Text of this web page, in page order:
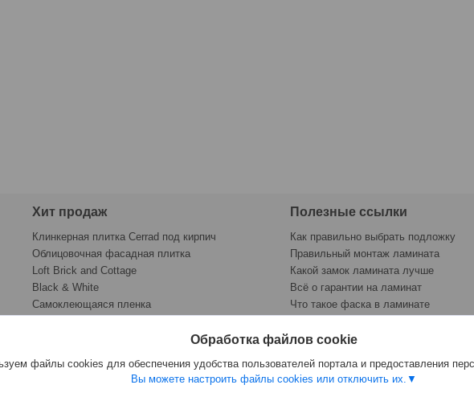
Хит продаж
Клинкерная плитка Cerrad под кирпич
Облицовочная фасадная плитка
Loft Brick and Cottage
Black & White
Самоклеющаяся пленка
Полезные ссылки
Как правильно выбрать подложку
Правильный монтаж ламината
Какой замок ламината лучше
Всё о гарантии на ламинат
Что такое фаска в ламинате
Ремонт царапин на ламинате
Обработка файлов cookie
файлы cookies для обеспечения удобства пользователей портала и предоставления
Вы можете настроить файлы cookies или отключить их.